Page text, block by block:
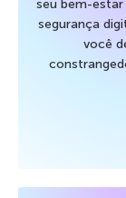
seu bem-
segurança
você